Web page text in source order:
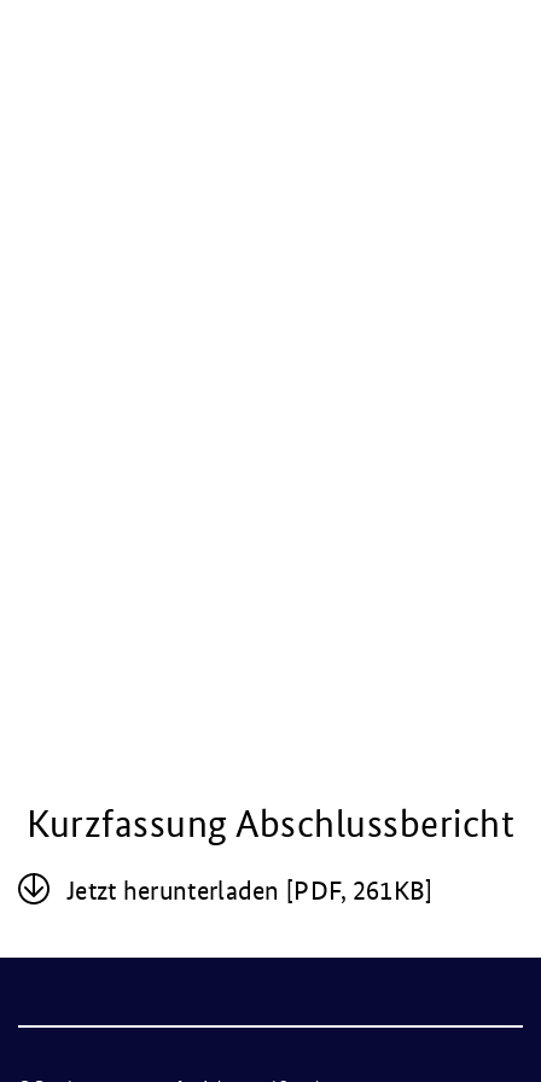
Kurzfassung Abschlussbericht
Jetzt her­un­ter­la­den [PDF, 261KB]